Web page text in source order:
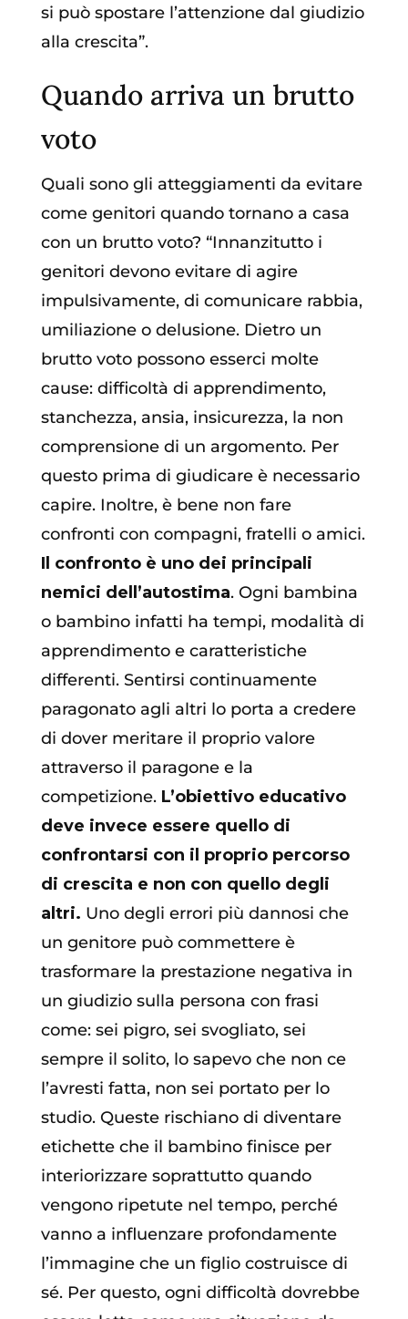
si può spostare l’attenzione dal giudizio
alla crescita”.
Quando arriva un brutto
voto
Quali sono gli atteggiamenti da evitare
come genitori quando tornano a casa
con un brutto voto? “Innanzitutto i
genitori devono evitare di agire
impulsivamente, di comunicare rabbia,
umiliazione o delusione. Dietro un
brutto voto possono esserci molte
cause: difficoltà di apprendimento,
stanchezza, ansia, insicurezza, la non
comprensione di un argomento. Per
questo prima di giudicare è necessario
capire. Inoltre, è bene non fare
confronti con compagni, fratelli o amici.
Il confronto è uno dei principali
nemici dell’autostima. Ogni bambina
o bambino infatti ha tempi, modalità di
apprendimento e caratteristiche
differenti. Sentirsi continuamente
paragonato agli altri lo porta a credere
di dover meritare il proprio valore
attraverso il paragone e la
competizione.L’obiettivo educativo
deve invece essere quello di
confrontarsi con il proprio percorso
di crescita e non con quello degli
altri. Uno degli errori più dannosi che
un genitore può commettere è
trasformare la prestazione negativa in
un giudizio sulla persona con frasi
come: sei pigro, sei svogliato, sei
sempre il solito, lo sapevo che non ce
l’avresti fatta, non sei portato per lo
studio. Queste rischiano di diventare
etichette che il bambino finisce per
interiorizzare soprattutto quando
vengono ripetute nel tempo, perché
vanno a influenzare profondamente
l’immagine che un figlio costruisce di
sé. Per questo, ogni difficoltà dovrebbe